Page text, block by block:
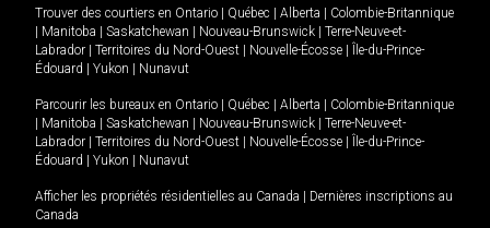
Trouver des courtiers en Ontario Québec Alberta
Colombie-Britannique
Manitoba Saskatchewan Nouveau-Brunswick
Terre-Neuve-et-
Labrador
Territoires du Nord-Ouest Nouvelle-Écosse
Île-du-Prince-
Édouard
Yukon Nunavut
Parcourir les bureaux en Ontario Québec Alberta
Colombie-Britannique
Manitoba Saskatchewan Nouveau-Brunswick
Terre-Neuve-et-
Labrador
Territoires du Nord-Ouest Nouvelle-Écosse
Île-du-Prince-
Édouard
Yukon Nunavut
Afficher les propriétés résidentielles au Canada
Dernières inscriptions au
Canada